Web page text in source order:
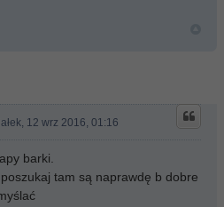
12 wrz 2016, 01:16
barki.
tam są naprawdę b dobre